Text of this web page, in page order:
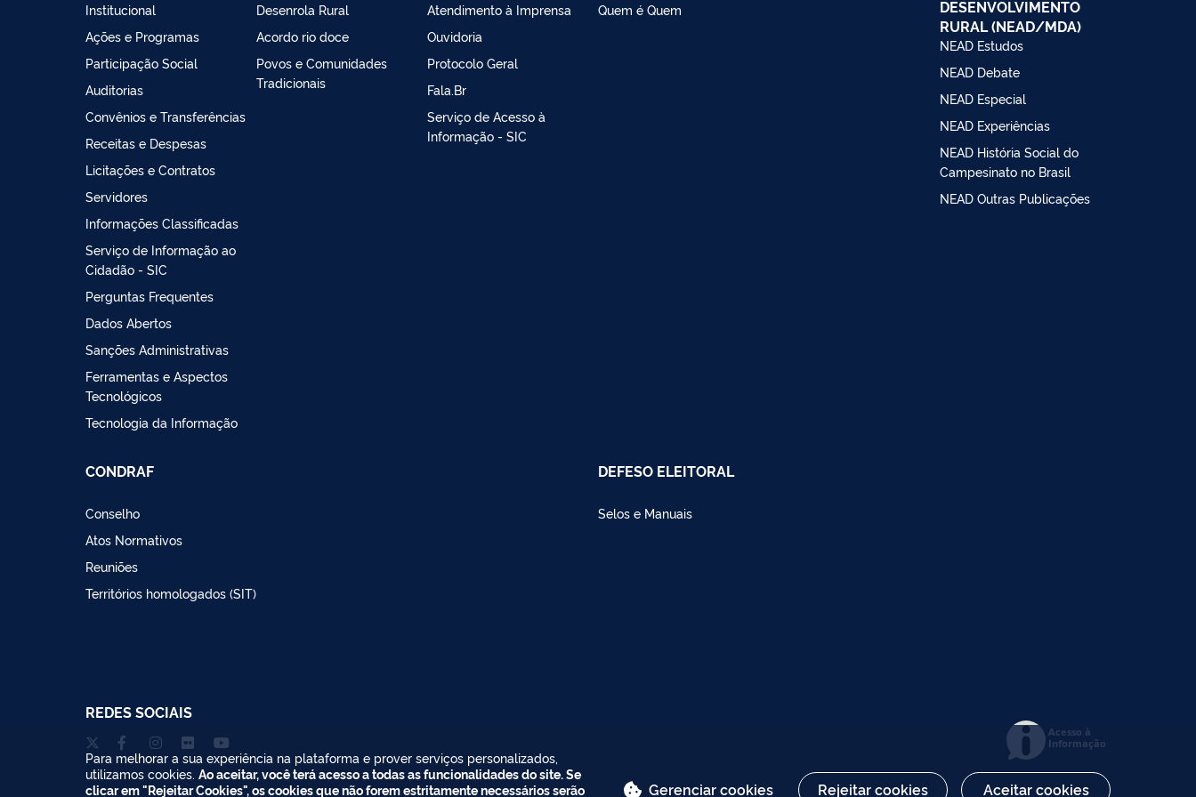
Institucional
Ações e Programas
Participação Social
Auditorias
Convênios e Transferências
Receitas e Despesas
Licitações e Contratos
Servidores
Informações Classificadas
Serviço de Informação ao
Cidadão - SIC
Perguntas Frequentes
Dados Abertos
Sanções Administrativas
Ferramentas e Aspectos
Tecnológicos
Tecnologia da Informação
Desenrola Rural
Acordo rio doce
Povos e Comunidades
Tradicionais
Atendimento à Imprensa
Ouvidoria
Protocolo Geral
Fala.Br
Serviço de Acesso à
Informação - SIC
Quem é Quem
DESENVOLVIMENTO
RURAL (NEAD/MDA)
NEAD Estudos
NEAD Debate
NEAD Especial
NEAD Experiências
NEAD História Social do
Campesinato no Brasil
NEAD Outras Publicações
CONDRAF
Conselho
Atos Normativos
Reuniões
Territórios homologados (SIT)
DEFESO ELEITORAL
Selos e Manuais
REDES SOCIAIS
Acesso à
Informação
Para melhorar a sua experiência na plataforma e prover serviços personalizados,
utilizamos cookies. Ao aceitar, você terá acesso a todas as funcionalidades do site. Se
clicar em "Rejeitar Cookies", os cookies que não forem estritamente necessários serão
Gerenciar cookies Rejeitar cookies Aceitar cookies